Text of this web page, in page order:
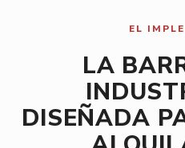
EL
LA
DISEÑADA